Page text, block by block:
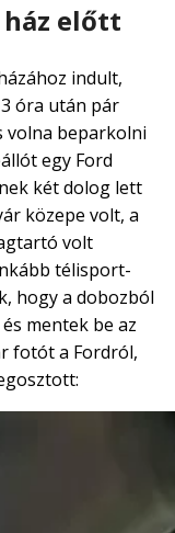
előtt
indult,
óra után pár
volna beparkolni
egy Ford
két dolog lett
közepe volt, a
volt
télisport-
hogy a dobozból
mentek be az
fotót a Fordról,